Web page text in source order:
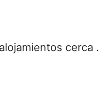
cerca .